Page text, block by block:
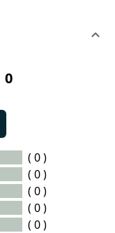
0
( 0 )
( 0 )
( 0 )
( 0 )
( 0 )